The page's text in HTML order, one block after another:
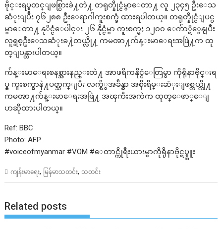
ဗိုင္းရပ္စ္စတင္ျဖစ္ပြားခဲ႔တဲ႔ တရုတ္နိုင္ငံမွာေတာ႔ လူ ၂၃၄၅ ဦးေသ
ဆံုးျပီး ၇၆၂၈၈ ဦးေရာဂါကူးစက္ခံ ထားရပါတယ္။ တရုတ္နိုင္ငံျပင္ပ
မွာေတာ႔ နုိင္ငံေပါင္း ၂၆ နိုင္ငံမွာ ကူးစက္မႈ ၁၂၀၀ ေက်ာ္ရိွေနျပီး
လူရွစ္ဦးေသဆံုးခ႔ဲတယ္လို႔ ကမၻာ႔က်န္းမာေရးအဖြဲ႔က ထု
တ္ျပန္ထားပါတယ္။
က်န္းမာေရးစနစ္အားနည္းတဲ႔ အာဖရိကနိုင္ငံေတြမွာ ကိုရိုနာဗိုင္းရ
ပ္စ္ ကူးစက္မွာနဲ႔ပတ္သက္ျပီး လက္ရိွအခ်ိန္မွာ အစိုးရိမ္းဆံုးျဖစ္တယ္လို႔
ကမၻာ႔က်န္းမာေရးအဖြဲ႔ အၾကီးအကဲက ထုတ္ေဖာ္ေျ
ပာဆိုထားပါတယ္။
Ref: BBC
Photo: AFP
#voiceofmyanmar #VOM #ေတာင္ကိုရီးယားမွာကိုရိုနာဗိုင္ရပ္စ္ကူး
ကျန်းမာရေး, မြန်မာသတင်း, သတင်း
Related posts